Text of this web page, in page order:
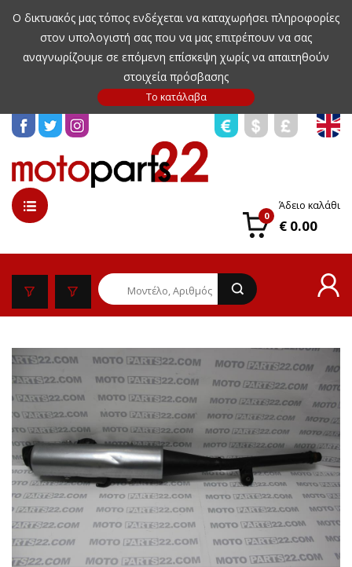
Ο δικτυακός μας τόπος ενδέχεται να καταχωρήσει πληροφορίες
στον υπολογιστή σας που να μας επιτρέπουν να σας
αναγνωρίζουμε σε επόμενη επίσκεψη χωρίς να απαιτηθούν
στοιχεία πρόσβασης
0
Άδειο καλάθι
€ 0.00